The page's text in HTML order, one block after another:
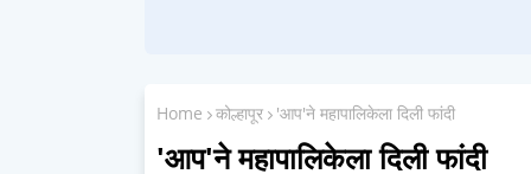
Home कोल्हापूर 'आप'ने महापालिकेला दिली फांदी
'आप'ने महापालिकेला दिली फांदी